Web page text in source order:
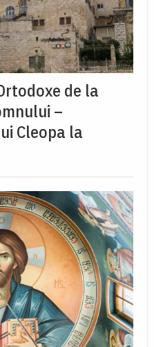
de la
–
Cleopa la